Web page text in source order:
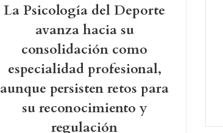
La Psicología del Deporte
avanza hacia su
consolidación como
especialidad profesional,
aunque persisten retos para
su reconocimiento y
regulación